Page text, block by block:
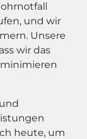
und wir
Unsere
wir das
heute, um